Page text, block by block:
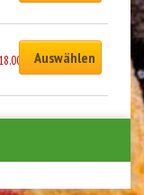
18.00 Auswählen